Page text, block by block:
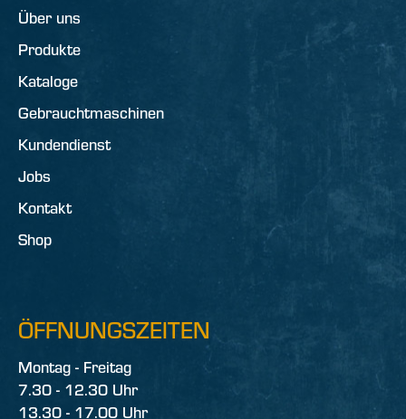
Über uns
Produkte
Kataloge
Gebrauchtmaschinen
Kundendienst
Jobs
Kontakt
Shop
ÖFFNUNGSZEITEN
Montag - Freitag
7.30 - 12.30 Uhr
13.30 - 17.00 Uhr